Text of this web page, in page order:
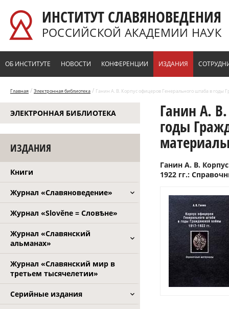
ИНСТИТУТ СЛАВЯНОВЕДЕНИЯ
РОССИЙСКОЙ АКАДЕМИИ НАУК
ОБ ИНСТИТУТЕ НОВОСТИ КОНФЕРЕНЦИИ ИЗДАНИЯ
Главная / Электронная библиотека / Ганин А. В. Корпус офицеров Генерального штаба в годы
ЭЛЕКТРОННАЯ БИБЛИОТЕКА
ИЗДАНИЯ
Книги
Журнал «Славяноведение»
Журнал «Slověne = Словѣне»
Журнал «Славянский
альманах»
Журнал «Славянский мир в
третьем тысячелетии»
Серийные издания
Ганин А.
годы
Ганин А. В.
1922 гг.: